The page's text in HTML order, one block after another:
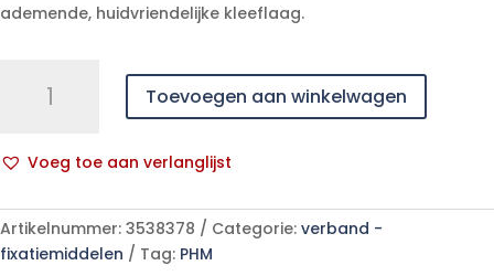
ademende, huidvriendelijke kleeflaag.
10
aantal
Toevoegen aan winkelwagen
Voeg toe aan verlanglijst
l
t
e
Artikelnummer: 3538378 Categorie: verband -
fixatiemiddelen
Tag: PHM